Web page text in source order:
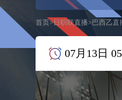
首页 >日职联直播> 巴西乙直
07月13日